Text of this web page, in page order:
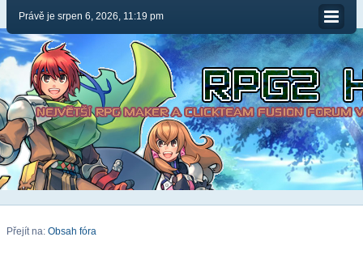
Právě je srpen 6, 2026, 11:19 pm
Přejít na: Obsah fóra